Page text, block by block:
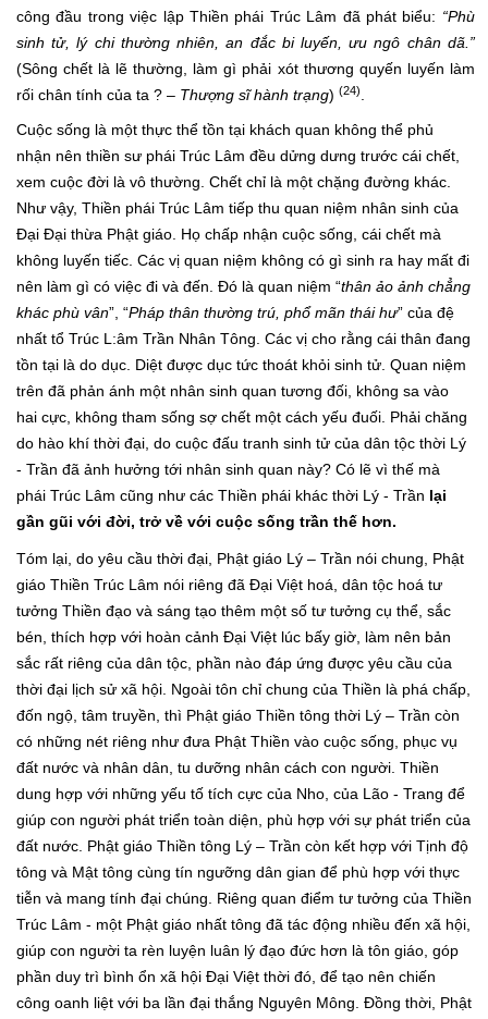
công đầu trong việc lập Thiền phái Trúc Lâm đã phát biểu: “Phù
sinh tử, lý chi thường nhiên, an đắc bi luyến, ưu ngô chân dã.”
(Sông chết là lẽ thường, làm gì phải xót thương quyến luyến làm
rối chân tính của ta ? – Thượng sĩ hành trạng) (24)
Cuộc sống là một thực thể tồn tại khách quan không thể phủ
nhận nên thiền sư phái Trúc Lâm đều dửng dưng trước cái chết,
xem cuộc đời là vô thường. Chết chỉ là một chặng đường khác.
Như vậy, Thiền phái Trúc Lâm tiếp thu quan niệm nhân sinh của
Đại Đại thừa Phật giáo. Họ chấp nhận cuộc sống, cái chết mà
không luyến tiếc. Các vị quan niệm không có gì sinh ra hay mất đi
nên làm gì có việc đi và đến. Đó là quan niệm “thân ảo ảnh chẳng
khác phù vân”, “Pháp thân thường trú, phổ mãn thái hư” của đệ
nhất tổ Trúc L:âm Trần Nhân Tông. Các vị cho rằng cái thân đang
tồn tại là do dục. Diệt được dục tức thoát khỏi sinh tử. Quan niệm
trên đã phản ánh một nhân sinh quan tương đối, không sa vào
hai cực, không tham sống sợ chết một cách yếu đuối. Phải chăng
do hào khí thời đại, do cuộc đấu tranh sinh tử của dân tộc thời Lý
- Trần đã ảnh hưởng tới nhân sinh quan này? Có lẽ vì thế mà
phái Trúc Lâm cũng như các Thiền phái khác thời Lý - Trần lại
gần gũi với đời, trở về với cuộc sống trần thế hơn.
Tóm lại, do yêu cầu thời đại, Phật giáo Lý – Trần nói chung, Phật
giáo Thiền Trúc Lâm nói riêng đã Đại Việt hoá, dân tộc hoá tư
tưởng Thiền đạo và sáng tạo thêm một số tư tưởng cụ thể, sắc
bén, thích hợp với hoàn cảnh Đại Việt lúc bấy giờ, làm nên bản
sắc rất riêng của dân tộc, phần nào đáp ứng được yêu cầu của
thời đại lịch sử xã hội. Ngoài tôn chỉ chung của Thiền là phá chấp,
đốn ngộ, tâm truyền, thì Phật giáo Thiền tông thời Lý – Trần còn
có những nét riêng như đưa Phật Thiền vào cuộc sống, phục vụ
đất nước và nhân dân, tu dưỡng nhân cách con người. Thiền
dung hợp với những yếu tố tích cực của Nho, của Lão - Trang để
giúp con người phát triển toàn diện, phù hợp với sự phát triển của
đất nước. Phật giáo Thiền tông Lý – Trần còn kết hợp với Tịnh độ
tông và Mật tông cùng tín ngưỡng dân gian để phù hợp với thực
tiễn và mang tính đại chúng. Riêng quan điểm tư tưởng của Thiền
Trúc Lâm - một Phật giáo nhất tông đã tác động nhiều đến xã hội,
giúp con người ta rèn luyện luân lý đạo đức hơn là tôn giáo, góp
phần duy trì bình ổn xã hội Đại Việt thời đó, để tạo nên chiến
công oanh liệt với ba lần đại thắng Nguyên Mông. Đồng thời, Phật